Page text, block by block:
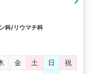
科/リウマチ科
金 土 日
祝